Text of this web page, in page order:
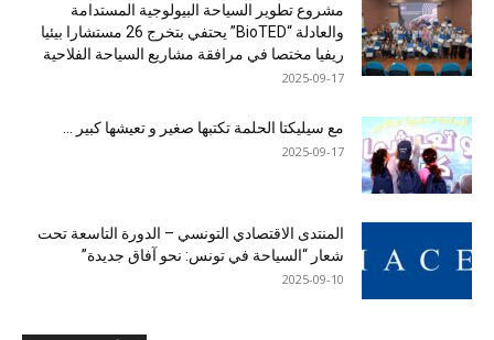
مشروع تطوير السياحة البيولوجية المستدامة
والعادلة “BioTED” يحتفي بتخرج 26 مستشارا بيئيا
ريفيا مختصا في مرافقة مشاريع السياحة الفلاحية
2025-09-17
مع سيليكتا الحلمة تكتبها صغير و تعيشها كبير …
2025-09-17
المنتدى الاقتصادي التونسي – الدورة التاسعة تحت
شعار “السياحة في تونس: نحو آفاق جديدة”
2025-09-10